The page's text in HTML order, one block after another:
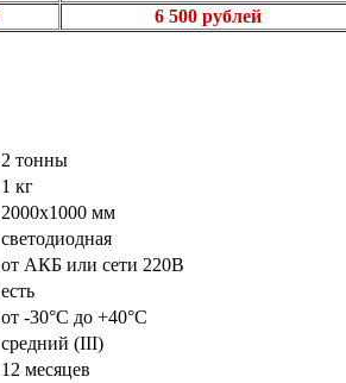
6 500 рублей
2 тонны
1 кг
2000х1000 мм
светодиодная
от АКБ или сети 220В
есть
от -30°C до +40°C
средний (III)
12 месяцев